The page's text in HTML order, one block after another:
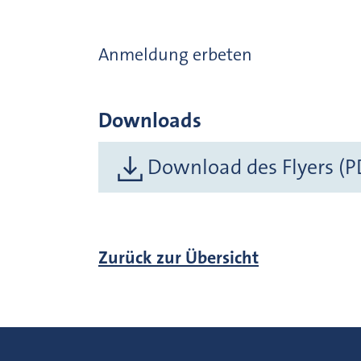
Anmeldung erbeten
Downloads
Download des Flyers
Zurück zur Übersicht